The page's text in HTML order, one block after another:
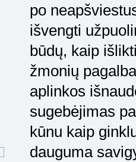
po
išvengti
būdų, kaip
žmonių
aplinkos
sugebėjimas
kūnu kaip
dauguma